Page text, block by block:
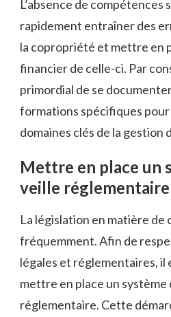
L’absence de
rapidement entraîner des
la copropriété et mettre en
financier de celle-ci. Par
primordial de se
formations spécifiques
domaines clés de la gestion
Mettre en place un
veille réglementaire
La législation en matière
fréquemment. Afin de
légales et réglementaires, il
mettre en place un système
réglementaire. Cette